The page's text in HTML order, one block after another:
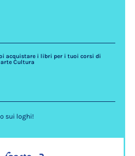
acquistare i libri per i tuoi corsi di
Cultura
sui loghi!